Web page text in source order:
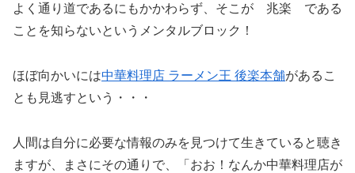
よく通り道であるにもかかわらず、そこが 兆楽 である
ことを知らないというメンタルブロック！
ほぼ向かいには中華料理店 ラーメン王 後楽本舗があるこ
とも見逃すという・・・
人間は自分に必要な情報のみを見つけて生きていると聴き
ますが、まさにその通りで、「おお！なんか中華料理店が